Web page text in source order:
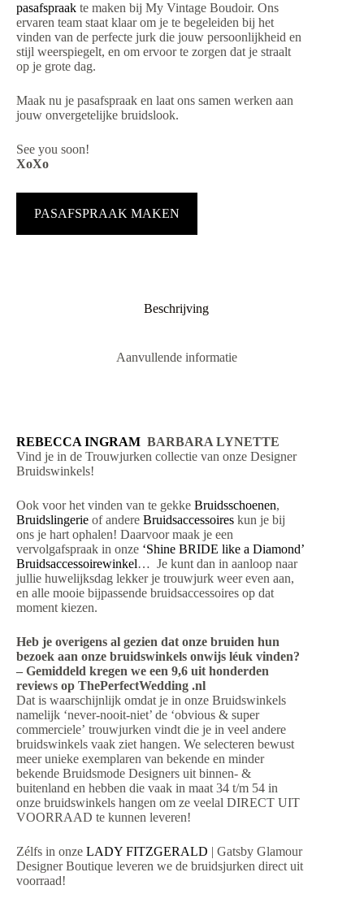
pasafspraak te maken bij My Vintage Boudoir. Ons
ervaren team staat klaar om je te begeleiden bij het
vinden van de perfecte jurk die jouw persoonlijkheid en
stijl weerspiegelt, en om ervoor te zorgen dat je straalt
op je grote dag.
Maak nu je pasafspraak en laat ons samen werken aan
jouw onvergetelijke bruidslook.
See you soon!
XoXo
PASAFSPRAAK MAKEN
Beschrijving
Aanvullende informatie
REBECCA INGRAM BARBARA LYNETTE
Vind je in de Trouwjurken collectie van onze Designer
Bruidswinkels!
Ook voor het vinden van te gekke Bruidsschoenen,
Bruidslingerie of andere Bruidsaccessoires kun je bij
ons je hart ophalen! Daarvoor maak je een
vervolgafspraak in onze ‘Shine BRIDE like a Diamond’
Bruidsaccessoirewinkel… Je kunt dan in aanloop naar
jullie huwelijksdag lekker je trouwjurk weer even aan,
en alle mooie bijpassende bruidsaccessoires op dat
moment kiezen.
Heb je overigens al gezien dat onze bruiden hun
bezoek aan onze bruidswinkels onwijs léuk vinden?
– Gemiddeld kregen we een 9,6 uit honderden
reviews op ThePerfectWedding .nl
Dat is waarschijnlijk omdat je in onze Bruidswinkels
namelijk ‘never-nooit-niet’ de ‘obvious & super
commerciele’ trouwjurken vindt die je in veel andere
bruidswinkels vaak ziet hangen. We selecteren bewust
meer unieke exemplaren van bekende en minder
bekende Bruidsmode Designers uit binnen- &
buitenland en hebben die vaak in maat 34 t/m 54 in
onze bruidswinkels hangen om ze veelal DIRECT UIT
VOORRAAD te kunnen leveren!
Zélfs in onze LADY FITZGERALD | Gatsby Glamour
Designer Boutique leveren we de bruidsjurken direct uit
voorraad!